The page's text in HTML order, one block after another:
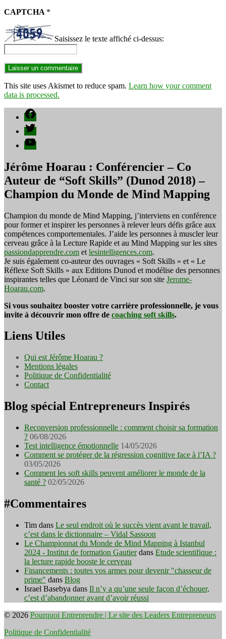
CAPTCHA *
Saisissez le texte affiché ci-dessus:
This site uses Akismet to reduce spam. Learn how your comment
data is processed.
Facebook
Twitter
YouTube
Jérôme Hoarau : Conférencier – Co
Auteur de “Soft Skills” (Dunod 2018) –
Champion du Monde de Mind Mapping
Champion du monde de Mind Mapping, j’interviens en conférence
pour former et inspirer les personnes à relever leurs défis grâce aux
compétences comportementales. J’aide les personnes à muscler leur
cerveau grâce à la Lecture Rapide et au Mind Mapping sur les sites
passiondapprendre.com et lesintelligences.com.
Je suis également co-auteur des ouvrages « Soft Skills » et « Le
Réflexe Soft Skills » aux Editions Dunod et modélise des personnes
inspirantes telles que Léonard de Vinci sur son site Jerome-
Hoarau.com.
Si vous souhaitez booster votre carrière professionnelle, je vous
invite à découvrir mon offre de coaching soft skills.
Liens Utiles
Qui est Jérôme Hoarau ?
Mentions légales
Politique de Confidentialité
Contact
Blog spécial Entrepreneurs Inspirés
Reconversion professionnelle : comment choisir sa formation
? 06/08/2026
Test intelligence émotionnelle 14/05/2026
Comment se protéger de la régression cognitive face à l’IA ?
03/05/2026
Comment les soft skills peuvent améliorer le monde de la
santé ? 02/05/2026
#Commentaires
Tim dans Le seul endroit où le succès vient avant le travail,
c’est dans le dictionnaire – Vidal Sassoon
Le Championnat du Monde de Mind Mapping à Istanbul
2024 - Institut de formation Gautierdans Etude scientifique :
la lecture rapide booste le cerveau
Financements : toutes vos armes pour devenir "chasseur de
prime" dans Blog
Israel Basebya dans Il n’y a qu’une seule façon d’échouer,
c’est d’abandonner avant d’avoir réussi
© 2026 Pourquoi Entreprendre | Le site des Leaders Entrepreneurs
Politique de Confidentialité